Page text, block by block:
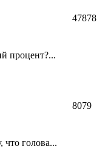
процент?...
47878
голова...
8079